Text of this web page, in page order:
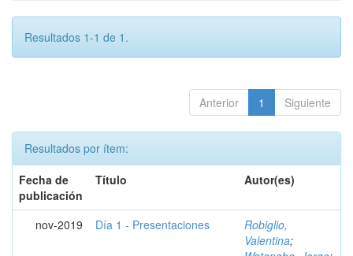
Resultados 1-1 de 1.
Anterior 1 Siguiente
Resultados por ítem:
Fecha de
publicación
Título Autor(es)
nov-2019 Día 1 - Presentaciones
Robiglio,
Valentina;